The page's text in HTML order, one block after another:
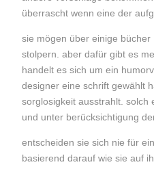
überrascht wenn eine der
sie mögen über einige
stolpern. aber dafür gibt es
handelt es sich um ein
designer eine schrift gewählt
sorglosigkeit ausstrahlt. solch
und unter berücksichtigung
entscheiden sie sich nie für
basierend darauf wie sie auf